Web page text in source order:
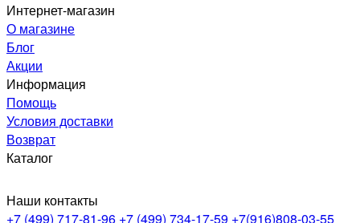
Интернет-магазин
О магазине
Блог
Акции
Информация
Помощь
Условия доставки
Возврат
Каталог
Наши контакты
+7 (499) 717-81-96 +7 (499) 734-17-59 +7(916)808-03-55